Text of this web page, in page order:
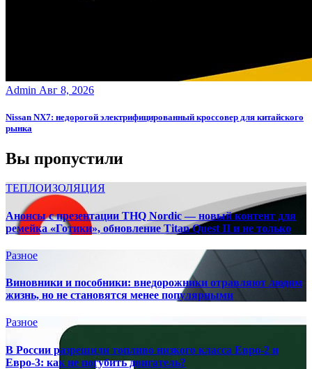
Admin Авг 8, 2026
Nissan NX7: недорогой электрифицированный кроссовер для китайского
рынка
Вы пропустили
ТЕПЛОИЗОЛЯЦИЯ
Анонсы с презентации THQ Nordic — новый контент для
ремейка «Готики», обновление Titan Quest II и не только
Разное
Виновники и пособники: внедорожники отравляют людям
жизнь, но не становятся менее популярными
Разное
В России разрешили топливо низкого класса Евро-2 и
Евро-3: как не погубить двигатель?